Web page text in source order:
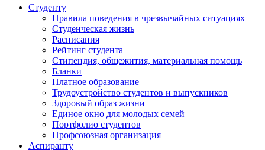
Студенту
Правила поведения в чрезвычайных ситуациях
Студенческая жизнь
Расписания
Рейтинг студента
Стипендия, общежития, материальная помощь
Бланки
Платное образование
Трудоустройство студентов и выпускников
Здоровый образ жизни
Единое окно для молодых семей
Портфолио студентов
Профсоюзная организация
Аспиранту